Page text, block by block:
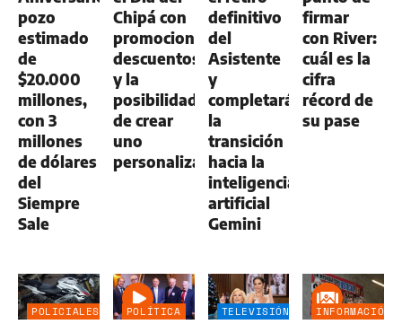
pozo
estimado
de
$20.000
millones,
con 3
millones
de dólares
del
Siempre
Sale
Chipá con
promociones,
descuentos
y la
posibilidad
de crear
uno
personalizado
definitivo
del
Asistente
y
completará
la
transición
hacia la
inteligencia
artificial
Gemini
firmar
con River:
cuál es la
cifra
récord de
su pase
POLICIALES POLÍTICA TELEVISIÓN
INFORMACIÓN